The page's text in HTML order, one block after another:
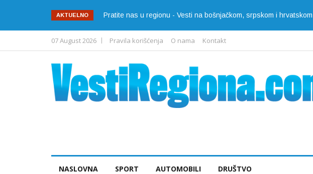
AKTUELNO Pratite nas u regionu - Vesti na bošnjačkom, srpskom i hrvatskom
07 August 2026 Pravila korišćenja O nama Kontakt
NASLOVNA SPORT AUTOMOBILI DRUŠTVO